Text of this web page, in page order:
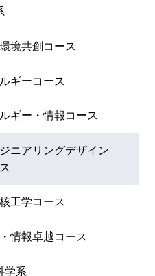
工学コース
療科学技術コース
療科学技術コース
工学コース
療科学技術コース
情報卓越コース
工学コース
命コース
療科学技術コース
情報卓越コース
報コース
ギー・情報コース
療科学技術コース
情報卓越コース
医療科学技術コース
・情報卓越コース
ニアリングデザイン
学コース
ニアリングデザイン
境共創コース
ギーコース
ギー・情報コース
ニアリングデザイン
工学コース
情報卓越コース
学系